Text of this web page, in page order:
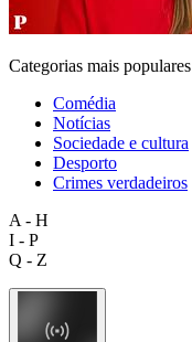
Categorias mais populares
Comédia
Notícias
Sociedade e cultura
Desporto
Crimes verdadeiros
A - H
I - P
Q - Z